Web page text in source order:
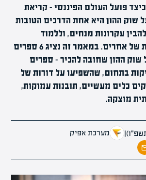
כיצד פועל העולם הפיננסי - קריאת
שוק ההון היא אחת הדרכים הטובות
עקרונות מנחים, וללמוד
מהטעויות והצלחות של אחרים. במאמר זה נציג 6 ספרים
שוק ההון שחובה להכיר - ספרים
בתחום, שהשפיעו על דורות של
כלים מעשיים, תובנות עמוקות,
מוצקה.
| מערכת אפיק